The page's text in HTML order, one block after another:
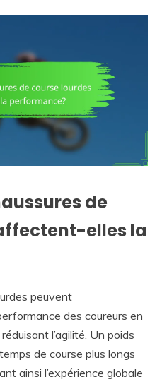
de
elles la
peuvent
des coureurs en
l’agilité. Un poids
de course plus longs
ainsi l’expérience globale